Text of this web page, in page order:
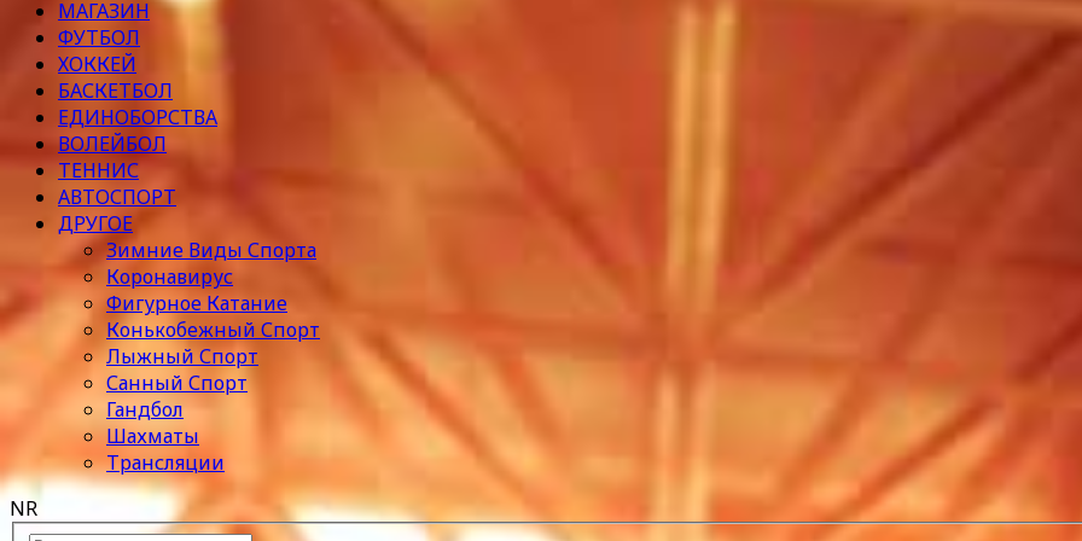
МАГАЗИН
ФУТБОЛ
ХОККЕЙ
БАСКЕТБОЛ
ЕДИНОБОРСТВА
ВОЛЕЙБОЛ
ТЕННИС
АВТОСПОРТ
ДРУГОЕ
Зимние Виды Спорта
Коронавирус
Фигурное Катание
Конькобежный Спорт
Лыжный Спорт
Санный Спорт
Гандбол
Шахматы
Трансляции
NR